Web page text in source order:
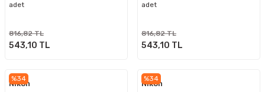
adet
816,82 TL
543,10 TL
adet
816,82 TL
543,10 TL
%34
Nikon
%34
Nikon